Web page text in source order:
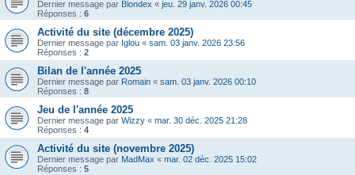
Dernier message par Blondex « jeu. 29 janv. 2026 00:45
Réponses : 6
Activité du site (décembre 2025)
Dernier message par Iglou « sam. 03 janv. 2026 23:56
Réponses : 2
Bilan de l'année 2025
Dernier message par Romain « sam. 03 janv. 2026 00:10
Réponses : 8
Jeu de l'année 2025
Dernier message par Wizzy « mar. 30 déc. 2025 21:28
Réponses : 4
Activité du site (novembre 2025)
Dernier message par MadMax « mar. 02 déc. 2025 15:02
Réponses : 5